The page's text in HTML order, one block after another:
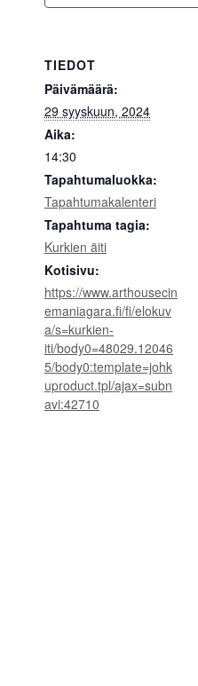
TIEDOT
Päivämäärä:
29 syyskuun, 2024
Aika:
14:30
Tapahtumaluokka:
Tapahtumakalenteri
Tapahtuma tagia:
Kurkien äiti
Kotisivu:
https://www.arthousecin
emaniagara.fi/fi/elokuv
a/s=kurkien-
iti/body0=48029.12046
5/body0:template=johk
uproduct.tpl/ajax=subn
avi:42710